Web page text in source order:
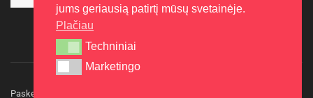
2015-10-30
Paskelbkite naujieną
jums geriausią patirtį mūsų svetainėje.
Plačiau
Techniniai
Techniniai
Marketingo
Marketingo